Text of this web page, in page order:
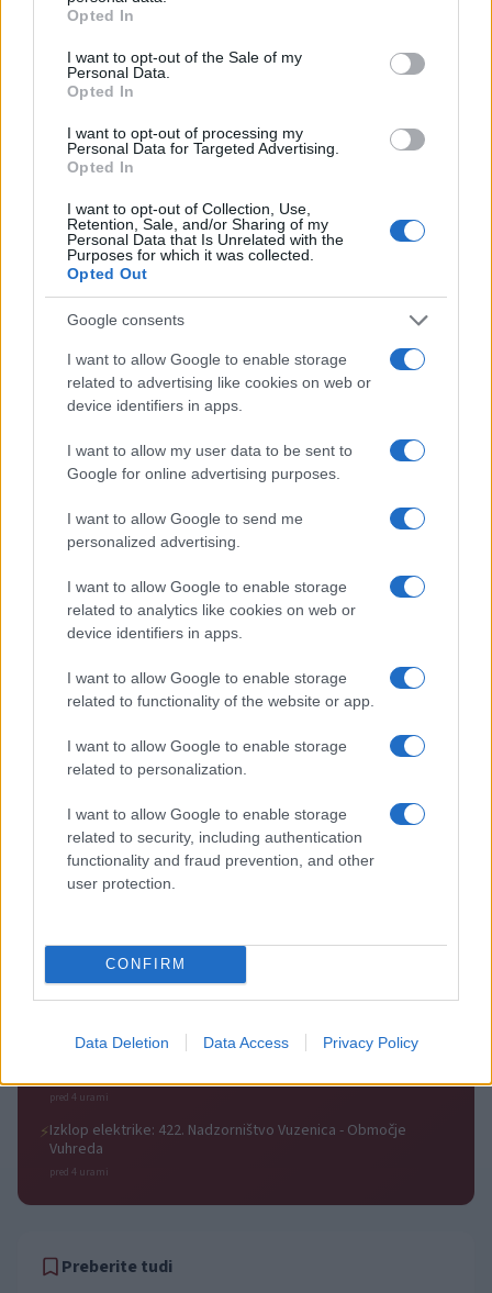
grant or deny consent to Google and its third-party tags to
use your data for below specified purposes in below Google
consent section.
Opted In
I want to opt-out of the Sale of my
Personal Data.
Opted In
I want to opt-out of processing my
Personal Data for Targeted Advertising.
Opted In
I want to opt-out of Collection, Use,
Retention, Sale, and/or Sharing of my
Personal Data that Is Unrelated with the
Purposes for which it was collected.
Opted Out
Google consents
I want to allow Google to enable storage
related to advertising like cookies on web or
device identifiers in apps.
I want to allow my user data to be sent to
Google for online advertising purposes.
I want to allow Google to send me
personalized advertising.
I want to allow Google to enable storage
related to analytics like cookies on web or
device identifiers in apps.
I want to allow Google to enable storage
related to functionality of the website or app.
I want to allow Google to enable storage
related to personalization.
I want to allow Google to enable storage
related to security, including authentication
functionality and fraud prevention, and other
user protection.
CONFIRM
Data Deletion Data Access Privacy Policy
Kovinska ograja po meri: kako
izbrati material, polnilo in
izvedbo
Koroške reke so opazno upadle,
zadnja dva tedna skoraj brez
Po šestih letih se na Gmajno
vrača Dežela škratov
Brezplačna osvežitev: Skočite v
bazen v Slovenj Gradcu in na
Več iz kategorije Šport
Zlata generacija za zlato
generacijo: Slovenska
mladinska košarka piše
zgodovino
Nogometni spektakel je pred
vrati, zagotovite si svojo
vstopnico pravočasno
3. krog Prve lige Telemach:
Nafta napolnila mrežo Mure,
Zoran Jovičić: Iz igralca v
Obvestila
Izklop elektrike: 424. Nadzorništvo Vuzenica - Območje Orlice
⚡Izklop elektrike: 421. Nadzorništvo Ravne - Območje Podkraj
pred 4 urami
⚡Izklop elektrike: 423. Nadzorništvo Vuzenica - Območje Mute
Izklop elektrike: 420. Nadzorništvo Vuzenica - Območje
pred 4 urami
⚡Izklop elektrike: 422. Nadzorništvo Vuzenica - Območje
Vuhreda
pred 4 urami
Preberite tudi